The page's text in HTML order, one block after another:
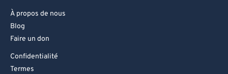
À propos de nous
Blog
Faire un don
Confidentialité
Termes